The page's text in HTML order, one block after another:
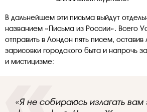
В дальнейшем эти письма выйдут
названием «Письма из России». Всего
отправить в Лондон пять писем,
зарисовки городского быта и напрочь
и мистицизме:
«Я не собираюсь излагать вам